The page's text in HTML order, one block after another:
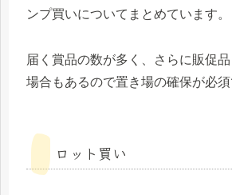
ンプ買いについてまとめています。
届く賞品の数が多く、さらに販促
場合もあるので置き場の確保が必須
ロット買い